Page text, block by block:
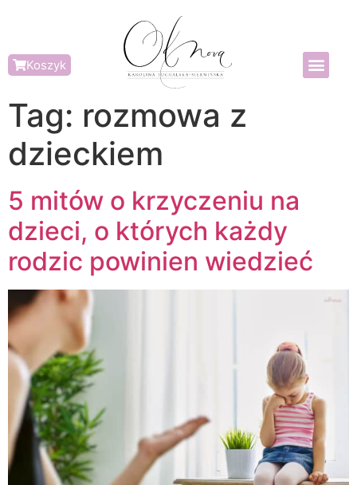
Koszyk
Tag: rozmowa z
dzieckiem
5 mitów o krzyczeniu na
dzieci, o których każdy
rodzic powinien wiedzieć